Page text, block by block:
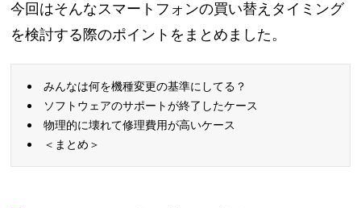
今回はそんなスマートフォンの買い替えタイミング
を検討する際のポイントをまとめました。
みんなは何を機種変更の基準にしてる？
ソフトウェアのサポートが終了したケース
物理的に壊れて修理費用が高いケース
＜まとめ＞